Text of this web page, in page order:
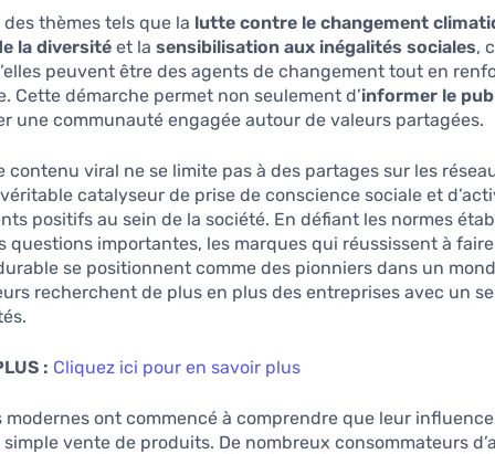
thèmes tels que la lutte contre le changement
la diversité et lasensibilisation aux inégalités sociales,
peuvent être des agents de changement tout en
Cette démarche permet non seulement d’informer le
une communauté engagée autour de valeurs partagées.
contenu viral ne se limite pas à des partages sur les
véritable catalyseur de prise de conscience sociale et
positifs au sein de la société. En défiant les normes
questions importantes, les marques qui réussissent à
se positionnent comme des pionniers dans un
recherchent de plus en plus des entreprises avec un
: Cliquez ici pour en savoir plus
modernes ont commencé à comprendre que leur
vente de produits. De nombreux consommateurs